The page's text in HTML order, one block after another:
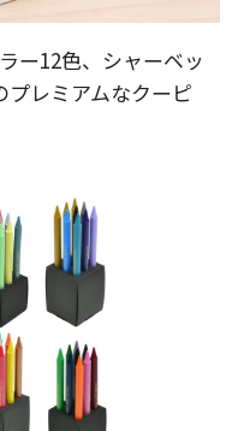
ー12色、シャーベッ
プレミアムなクーピ